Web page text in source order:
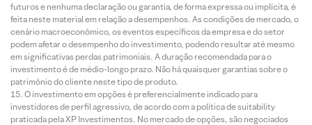
futuros e nenhuma declaração ou garantia, de forma expressa ou implícita, é
feita neste material em relação a desempenhos. As condições de mercado, o
cenário macroeconômico, os eventos específicos da empresa e do setor
podem afetar o desempenho do investimento, podendo resultar até mesmo
em significativas perdas patrimoniais. A duração recomendada para o
investimento é de médio-longo prazo. Não há quaisquer garantias sobre o
patrimônio do cliente neste tipo de produto.
O investimento em opções é preferencialmente indicado para
investidores de perfil agressivo, de acordo com a política de suitability
praticada pela XP Investimentos. No mercado de opções, são negociados